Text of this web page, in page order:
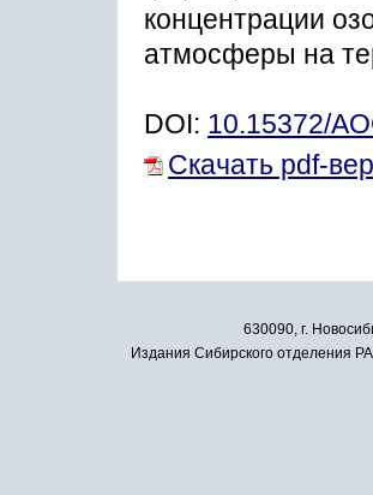
концентрации
атмосферы на
DOI: 10.15372/
Скачать pdf-
630090, г.
Издания Сибирского отделения